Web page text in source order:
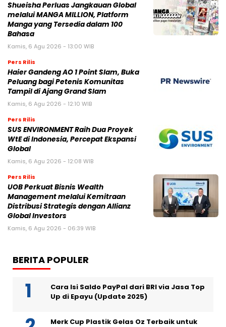
Shueisha Perluas Jangkauan Global
melalui MANGA MILLION, Platform
Manga yang Tersedia dalam 100
Bahasa
Kamis, 6 Agu 2026 - 13:00 WIB
Pers Rilis
Haier Gandeng AO 1 Point Slam, Buka
Peluang bagi Petenis Komunitas
Tampil di Ajang Grand Slam
Kamis, 6 Agu 2026 - 12:10 WIB
Pers Rilis
SUS ENVIRONMENT Raih Dua Proyek
WtE di Indonesia, Percepat Ekspansi
Global
Kamis, 6 Agu 2026 - 12:08 WIB
Pers Rilis
UOB Perkuat Bisnis Wealth
Management melalui Kemitraan
Distribusi Strategis dengan Allianz
Global Investors
Kamis, 6 Agu 2026 - 06:39 WIB
BERITA POPULER
Cara Isi Saldo PayPal dari BRI via Jasa Top
Up di Epayu (Update 2025)
Merk Cup Plastik Gelas Oz Terbaik untuk